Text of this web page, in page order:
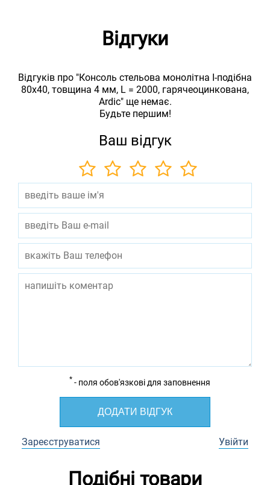
Відгуки
Відгуків про "Консоль стельова монолітна I-подібна
80х40, товщина 4 мм, L = 2000, гарячеоцинкована,
Ardic" ще немає.
Будьте першим!
Ваш відгук
* - поля обов'язкові для заповнення
ДОДАТИ ВІДГУК
Зареєструватися Увійти
Подібні товари